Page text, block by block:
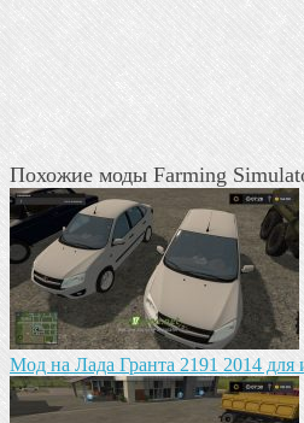
Похожие моды Farming
Мод на Лада Гранта 2191 2014